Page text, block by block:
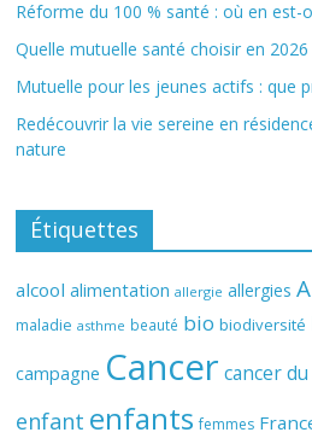
Réforme du 100 % santé : où en est-
Quelle mutuelle santé choisir en
Mutuelle pour les jeunes actifs : que
Redécouvrir la vie sereine en
nature
Étiquettes
alcool alimentation allergie allergies
maladie asthme beauté bio biodiversité
campagne Cancer cancer
enfant enfants femmes